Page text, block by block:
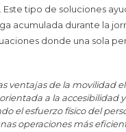
Este tipo de soluciones
acumulada durante la
donde una sola
ventajas de la movilidad
a la accesibilidad
el esfuerzo físico del
operaciones más